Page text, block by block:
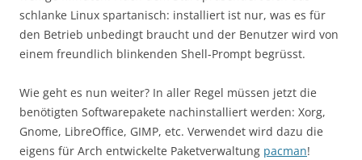
schlanke Linux spartanisch: installiert ist nur, was es für
den Betrieb unbedingt braucht und der Benutzer wird von
einem freundlich blinkenden Shell-Prompt begrüsst.
Wie geht es nun weiter? In aller Regel müssen jetzt die
benötigten Softwarepakete nachinstalliert werden: Xorg,
Gnome, LibreOffice, GIMP, etc. Verwendet wird dazu die
eigens für Arch entwickelte Paketverwaltung pacman!